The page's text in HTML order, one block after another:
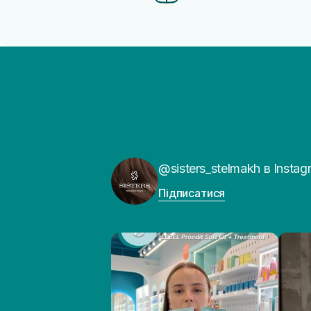
@sisters_stelmakh в
Підписатися